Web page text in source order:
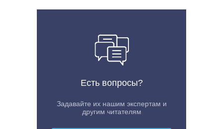
Есть вопросы?
Задавайте их нашим экспертам и
другим читателям